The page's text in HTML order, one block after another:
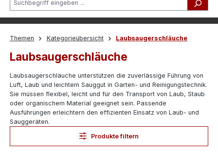
Themen Kategorieübersicht Laubsaugerschläuche
Laubsaugerschläuche
Laubsaugerschläuche unterstützen die zuverlässige Führung von
Luft, Laub und leichtem Sauggut in Garten- und Reinigungstechnik.
Sie müssen flexibel, leicht und für den Transport von Laub, Staub
oder organischem Material geeignet sein. Passende
Ausführungen erleichtern den effizienten Einsatz von Laub- und
Sauggeräten.
Produkte filtern